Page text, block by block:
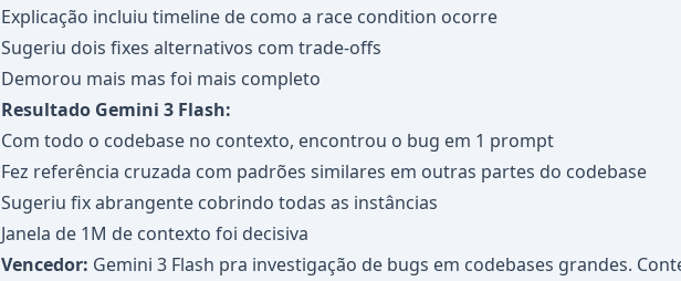
Explicação incluiu timeline de como a race condition ocorre
Sugeriu dois fixes alternativos com trade-offs
Demorou mais mas foi mais completo
Resultado Gemini 3 Flash:
Com todo o codebase no contexto, encontrou o bug em 1 prompt
Fez referência cruzada com padrões similares em outras partes do codebase
Sugeriu fix abrangente cobrindo todas as instâncias
Janela de 1M de contexto foi decisiva
Vencedor: Gemini 3 Flash pra investigação de bugs em codebases grandes.